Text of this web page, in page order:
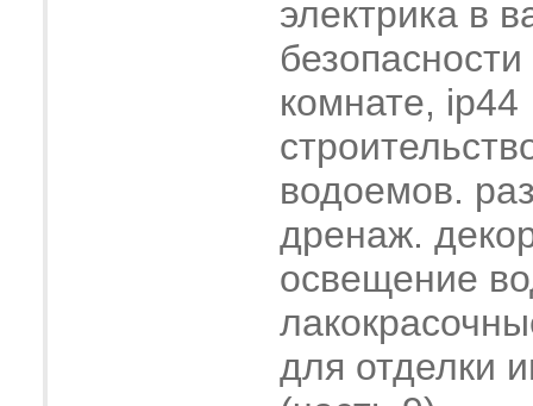
электрика в
комнате, ip44
водоемов.
дренаж.
освещение
для отделки